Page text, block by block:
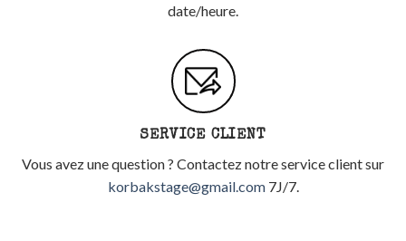
date/heure.
SERVICE CLIENT
Vous avez une question ? Contactez notre service client sur
korbakstage@gmail.com7J/7.